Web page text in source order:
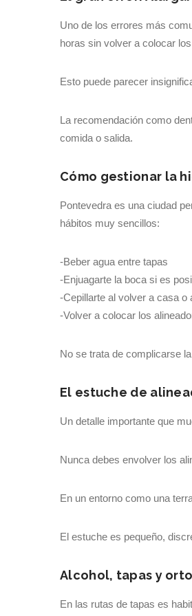
Uno de los errores más
horas sin volver a colocar
Esto puede parecer
La recomendación como
comida o salida.
Cómo gestionar la
Pontevedra es una ciudad
hábitos muy sencillos:
-Beber agua entre tapas
-Enjuagarte la boca si es
-Cepillarte al volver a casa o
-Volver a colocar los
No se trata de complicarse
El estuche de
Un detalle importante que
Nunca debes envolver los
En un entorno como una
El estuche es pequeño,
Alcohol, tapas y
En las rutas de tapas es